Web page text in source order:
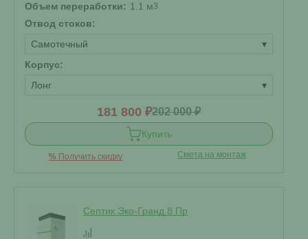
Объем переработки: 1.1 м3
Отвод стоков:
Самотечный
▾
Корпус:
Лонг
▾
181 800 ₽202 000 ₽
Купить
% Получить скидку Смета на монтаж
Септик Эко-Гранд 8 Пр